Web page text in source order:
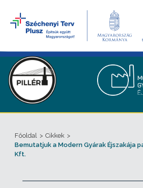
Főoldal > Cikkek >
Bemutatjuk a Modern Gyárak Éjszakája
Kft.